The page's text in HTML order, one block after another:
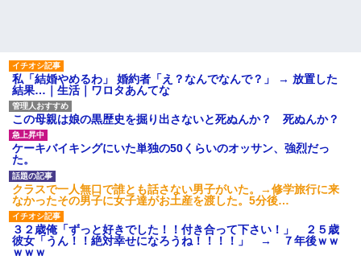
私「結婚やめるわ」 婚約者「え？なんでなんで？」 → 放置した
結果…｜生活｜ワロタあんてな
この母親は娘の黒歴史を掘り出さないと死ぬんか？ 死ぬんか？
ケーキバイキングにいた単独の50くらいのオッサン、強烈だっ
た。
クラスで一人無口で誰とも話さない男子がいた。→修学旅行に来
なかったその男子に女子達がお土産を渡した。5分後…
３２歳俺「ずっと好きでした！！付き合って下さい！」 ２５歳
彼女「うん！！絶対幸せになろうね！！！！」 → ７年後ｗｗ
ｗｗｗ